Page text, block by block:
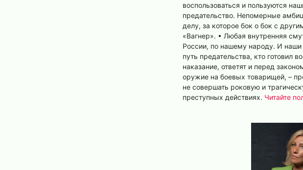
воспользоваться и пользуются
предательство. Непомерные
делу, за которое бок о бок с
«Вагнер». • Любая внутренняя
России, по нашему народу. И наши
путь предательства, кто готовил
наказание, ответят и перед
оружие на боевых товарищей, –
не совершать роковую и
преступных действиях. Читайте